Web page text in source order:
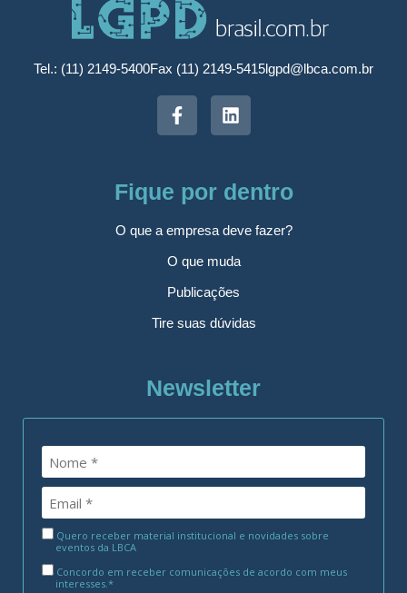
Tel.: (11) 2149-5400Fax (11) 2149-5415lgpd@lbca.com.br
Fique por dentro
O que a empresa deve fazer?
O que muda
Publicações
Tire suas dúvidas
Newsletter
Quero receber material institucional e novidades sobre
eventos da LBCA
Concordo em receber comunicações de acordo com meus
interesses.*